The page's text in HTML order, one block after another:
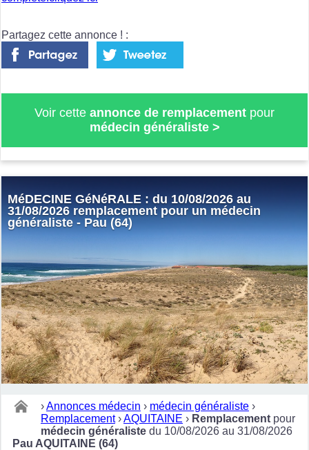
Partagez cette annonce ! :
Voir cette annonce de remplacement pour
médecin généraliste>
MéDECINE GéNéRALE : du 10/08/2026 au
31/08/2026 remplacement pour un médecin
généraliste - Pau (64)
›Annonces médecin › médecin généraliste ›
Remplacement ›AQUITAINE › Remplacement pour
médecin généraliste du 10/08/2026 au 31/08/2026
Pau AQUITAINE (64)